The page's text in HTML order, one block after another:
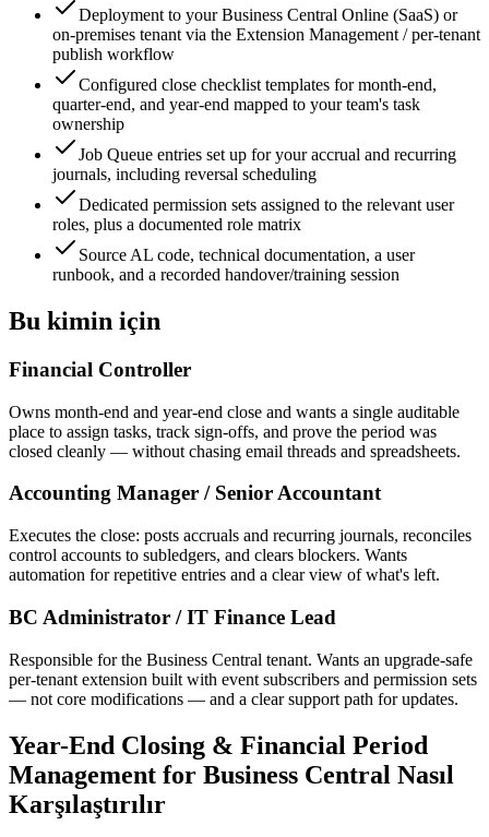
Deployment to your Business Central Online (SaaS) or
on-premises tenant via the Extension Management / per-tenant
publish workflow
Configured close checklist templates for month-end,
quarter-end, and year-end mapped to your team's task
ownership
Job Queue entries set up for your accrual and recurring
journals, including reversal scheduling
Dedicated permission sets assigned to the relevant user
roles, plus a documented role matrix
Source AL code, technical documentation, a user
runbook, and a recorded handover/training session
Bu kimin için
Financial Controller
Owns month-end and year-end close and wants a single auditable
place to assign tasks, track sign-offs, and prove the period was
closed cleanly — without chasing email threads and spreadsheets.
Accounting Manager / Senior Accountant
Executes the close: posts accruals and recurring journals, reconciles
control accounts to subledgers, and clears blockers. Wants
automation for repetitive entries and a clear view of what's left.
BC Administrator / IT Finance Lead
Responsible for the Business Central tenant. Wants an upgrade-safe
per-tenant extension built with event subscribers and permission sets
— not core modifications — and a clear support path for updates.
Year-End Closing & Financial Period
Management for Business Central Nasıl
Karşılaştırılır